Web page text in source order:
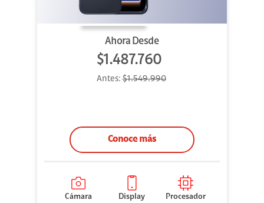
Ahora Desde
$1.487.760
Antes:$1.549.990
Conoce más
Cámara
Display
Procesador